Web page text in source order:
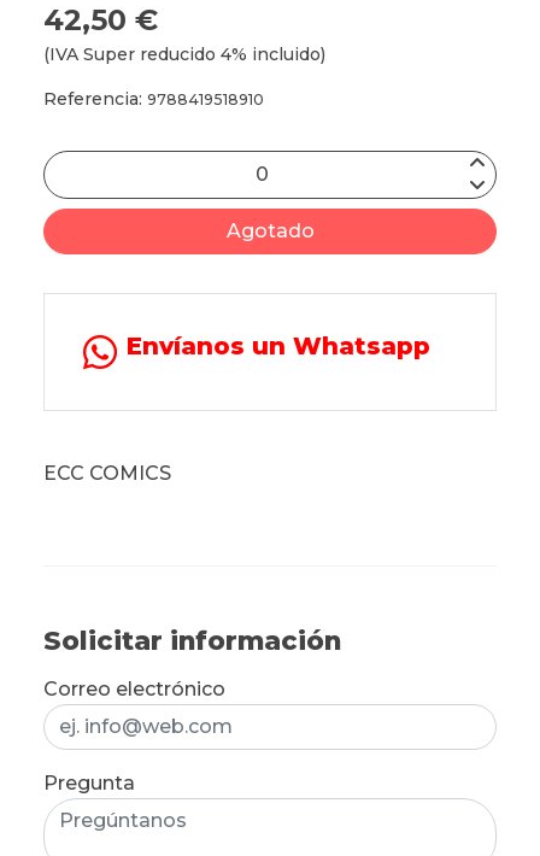
42,50 €
(IVA Super reducido 4% incluido)
Referencia: 9788419518910
Agotado
Envíanos un Whatsapp
ECC COMICS
Solicitar información
Correo electrónico
Pregunta